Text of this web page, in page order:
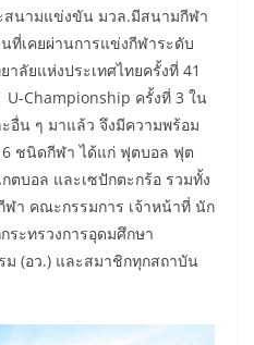
สนามแข่งขัน มวล.มีสนามกีฬา
ที่เคยผ่านการแข่งกีฬาระดับ
ลัยแห่งประเทศไทยครั้งที่ 41
Championship ครั้งที่ 3 ใน
อื่น ๆ มาแล้ว จึงมีความพร้อม
ชนิดกีฬา ได้แก่ ฟุตบอล ฟุต
ตบอล และเซปักตะกร้อ รวมทั้ง
า คณะกรรมการ เจ้าหน้าที่ นัก
ระทรวงการอุดมศึกษา
(อว.) และสมาชิกทุกสถาบัน